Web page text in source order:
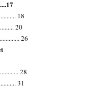
18
20
26
28
31